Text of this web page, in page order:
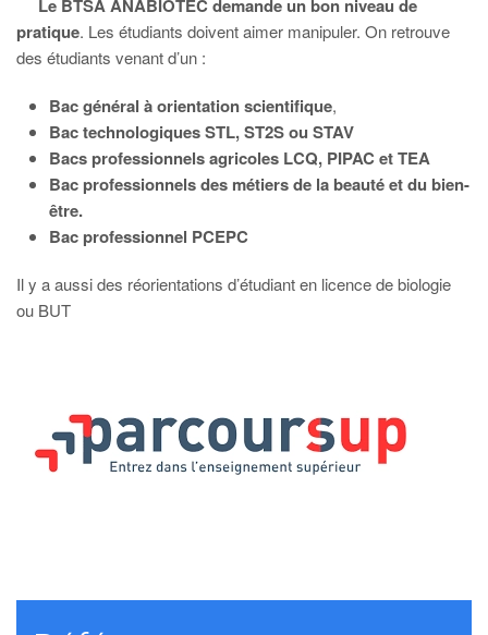
Le BTSA ANABIOTEC demande un bon niveau de
pratique. Les étudiants doivent aimer manipuler. On retrouve
des étudiants venant d’un :
Bac général à orientation scientifique,
Bac technologiques STL, ST2S ou STAV
Bacs professionnels agricoles LCQ, PIPAC et TEA
Bac professionnels des métiers de la beauté et du bien-
être.
Bac professionnel PCEPC
Il y a aussi des réorientations d’étudiant en licence de biologie
ou BUT